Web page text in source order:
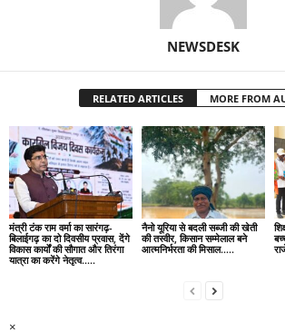
NEWSDESK
RELATED ARTICLES MORE FROM
मंत्री टंक राम वर्मा का सारंगढ़-
बिलाईगढ़ का दो दिवसीय प्रवास, देंगे
विकास कार्यों की सौगात और तिरंगा
यात्रा का करेंगे नेतृत्व…..
नैनो यूरिया से बदली सब्जी की खेती
की तस्वीर, किसान सम्मेलाल बने
आत्मनिर्भरता की मिसाल…..
×